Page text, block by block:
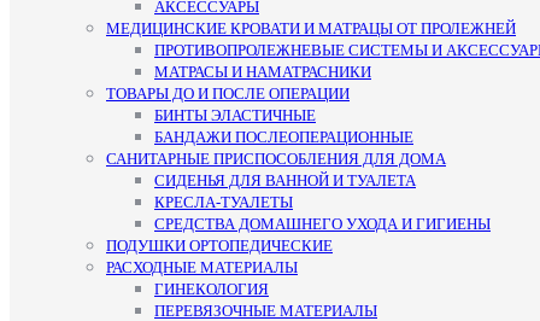
АКСЕССУАРЫ
МЕДИЦИНСКИЕ КРОВАТИ И МАТРАЦЫ ОТ ПРОЛЕЖНЕЙ
ПРОТИВОПРОЛЕЖНЕВЫЕ СИСТЕМЫ И
МАТРАСЫ И НАМАТРАСНИКИ
ТОВАРЫ ДО И ПОСЛЕ ОПЕРАЦИИ
БИНТЫ ЭЛАСТИЧНЫЕ
БАНДАЖИ ПОСЛЕОПЕРАЦИОННЫЕ
САНИТАРНЫЕ ПРИСПОСОБЛЕНИЯ ДЛЯ ДОМА
СИДЕНЬЯ ДЛЯ ВАННОЙ И ТУАЛЕТА
КРЕСЛА-ТУАЛЕТЫ
СРЕДСТВА ДОМАШНЕГО УХОДА И ГИГИЕНЫ
ПОДУШКИ ОРТОПЕДИЧЕСКИЕ
РАСХОДНЫЕ МАТЕРИАЛЫ
ГИНЕКОЛОГИЯ
ПЕРЕВЯЗОЧНЫЕ МАТЕРИАЛЫ